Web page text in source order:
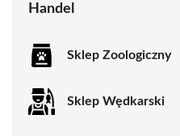
Handel
Sklep Zoologiczny
Sklep Wędkarski